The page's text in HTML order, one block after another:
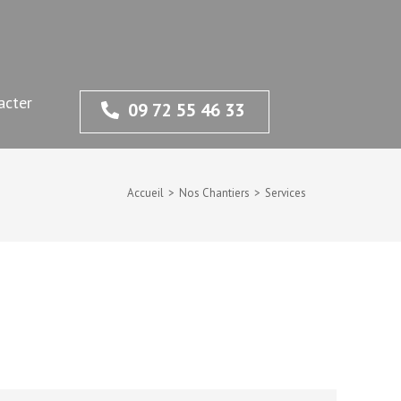
09 72 55 46 33
Accueil > Nos Chantiers > Services